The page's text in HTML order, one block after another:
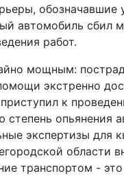
автомобиль сбил
работ.
мощным:
экстренно
к
опьянения
экспертизы для
области
транспортом -